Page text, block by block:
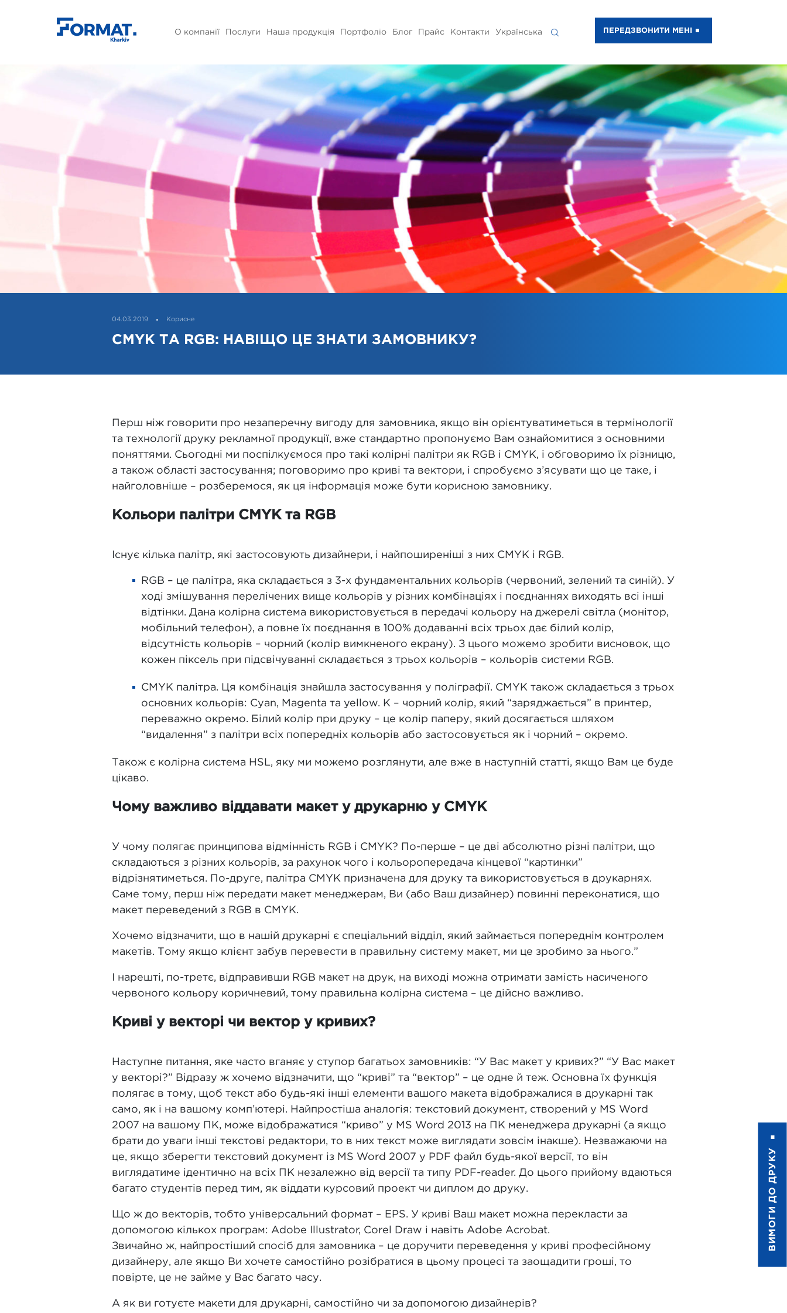
О компанії Послуги Наша продукція Портфоліо Блог Прайс Контакти Українська ПЕРЕДЗВОНИТИ МЕНІ
04.03.2019 Корисне
CMYK ТА RGB: НАВІЩО ЦЕ ЗНАТИ ЗАМОВНИКУ?
Перш ніж говорити про незаперечну вигоду для замовника, якщо він орієнтуватиметься в термінології
та технології друку рекламної продукції, вже стандартно пропонуємо Вам ознайомитися з основними
поняттями. Сьогодні ми поспілкуємося про такі колірні палітри як RGB і CMYK, і обговоримо їх різницю,
а також області застосування; поговоримо про криві та вектори, і спробуємо з’ясувати що це таке, і
найголовніше – розберемося, як ця інформація може бути корисною замовнику.
Кольори палітри CMYK та RGB
Існує кілька палітр, які застосовують дизайнери, і найпоширеніші з них CMYK і RGB.
RGB – це палітра, яка складається з 3-х фундаментальних кольорів (червоний, зелений та синій). У
ході змішування перелічених вище кольорів у різних комбінаціях і поєднаннях виходять всі інші
відтінки. Дана колірна система використовується в передачі кольору на джерелі світла (монітор,
мобільний телефон), а повне їх поєднання в 100% додаванні всіх трьох дає білий колір,
відсутність кольорів – чорний (колір вимкненого екрану). З цього можемо зробити висновок, що
кожен піксель при підсвічуванні складається з трьох кольорів – кольорів системи RGB.
CMYK палітра. Ця комбінація знайшла застосування у поліграфії. CMYK також складається з трьох
основних кольорів: Cyan, Magenta та yellow. K – чорний колір, який “заряджається” в принтер,
переважно окремо. Білий колір при друку – це колір паперу, який досягається шляхом
“видалення” з палітри всіх попередніх кольорів або застосовується як і чорний – окремо.
Також є колірна система HSL, яку ми можемо розглянути, але вже в наступній статті, якщо Вам це буде
цікаво.
Чому важливо віддавати макет у друкарню у CMYK
У чому полягає принципова відмінність RGB і CMYK? По-перше – це дві абсолютно різні палітри, що
складаються з різних кольорів, за рахунок чого і кольоропередача кінцевої “картинки”
відрізнятиметься. По-друге, палітра CMYK призначена для друку та використовується в друкарнях.
Саме тому, перш ніж передати макет менеджерам, Ви (або Ваш дизайнер) повинні переконатися, що
макет переведений з RGB в CMYK.
Хочемо відзначити, що в нашій друкарні є спеціальний відділ, який займається попереднім контролем
макетів. Тому якщо клієнт забув перевести в правильну систему макет, ми це зробимо за нього.”
І нарешті, по-третє, відправивши RGB макет на друк, на виході можна отримати замість насиченого
червоного кольору коричневий, тому правильна колірна система – це дійсно важливо.
Криві у векторі чи вектор у кривих?
Наступне питання, яке часто вганяє у ступор багатьох замовників: “У Вас макет у кривих?” “У Вас макет
у векторі?” Відразу ж хочемо відзначити, що “криві” та “вектор” – це одне й теж. Основна їх функція
полягає в тому, щоб текст або будь-які інші елементи вашого макета відображалися в друкарні так
само, як і на вашому комп’ютері. Найпростіша аналогія: текстовий документ, створений у MS Word
2007 на вашому ПК, може відображатися “криво” у MS Word 2013 на ПК менеджера друкарні (а якщо
брати до уваги інші текстові редактори, то в них текст може виглядати зовсім інакше). Незважаючи на
це, якщо зберегти текстовий документ із MS Word 2007 у PDF файл будь-якої версії, то він
виглядатиме ідентично на всіх ПК незалежно від версії та типу PDF-reader. До цього прийому вдаються
багато студентів перед тим, як віддати курсовий проект чи диплом до друку.
Що ж до векторів, тобто універсальний формат – EPS. У криві Ваш макет можна перекласти за
допомогою кількох програм: Adobe Illustrator, Corel Draw і навіть Adobe Acrobat.
Звичайно ж, найпростіший спосіб для замовника – це доручити переведення у криві професійному
дизайнеру, але якщо Ви хочете самостійно розібратися в цьому процесі та заощадити гроші, то
повірте, це не займе у Вас багато часу.
А як ви готуєте макети для друкарні, самостійно чи за допомогою дизайнерів?
ВИМОГИ ДО ДРУКУ